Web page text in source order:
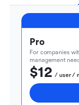
Pro
For companies
management
$12
/ user